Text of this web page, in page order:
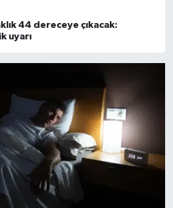
44 dereceye çıkacak:
uyarı